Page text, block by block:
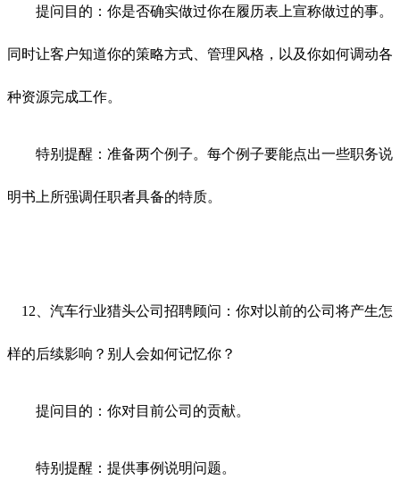
提问目的：你是否确实做过你在履历表上宣称做过的事。
同时让客户知道你的策略方式、管理风格，以及你如何调动各
种资源完成工作。
特别提醒：准备两个例子。每个例子要能点出一些职务说
明书上所强调任职者具备的特质。
12、汽车行业猎头公司招聘顾问：你对以前的公司将产生怎
样的后续影响？别人会如何记忆你？
提问目的：你对目前公司的贡献。
特别提醒：提供事例说明问题。